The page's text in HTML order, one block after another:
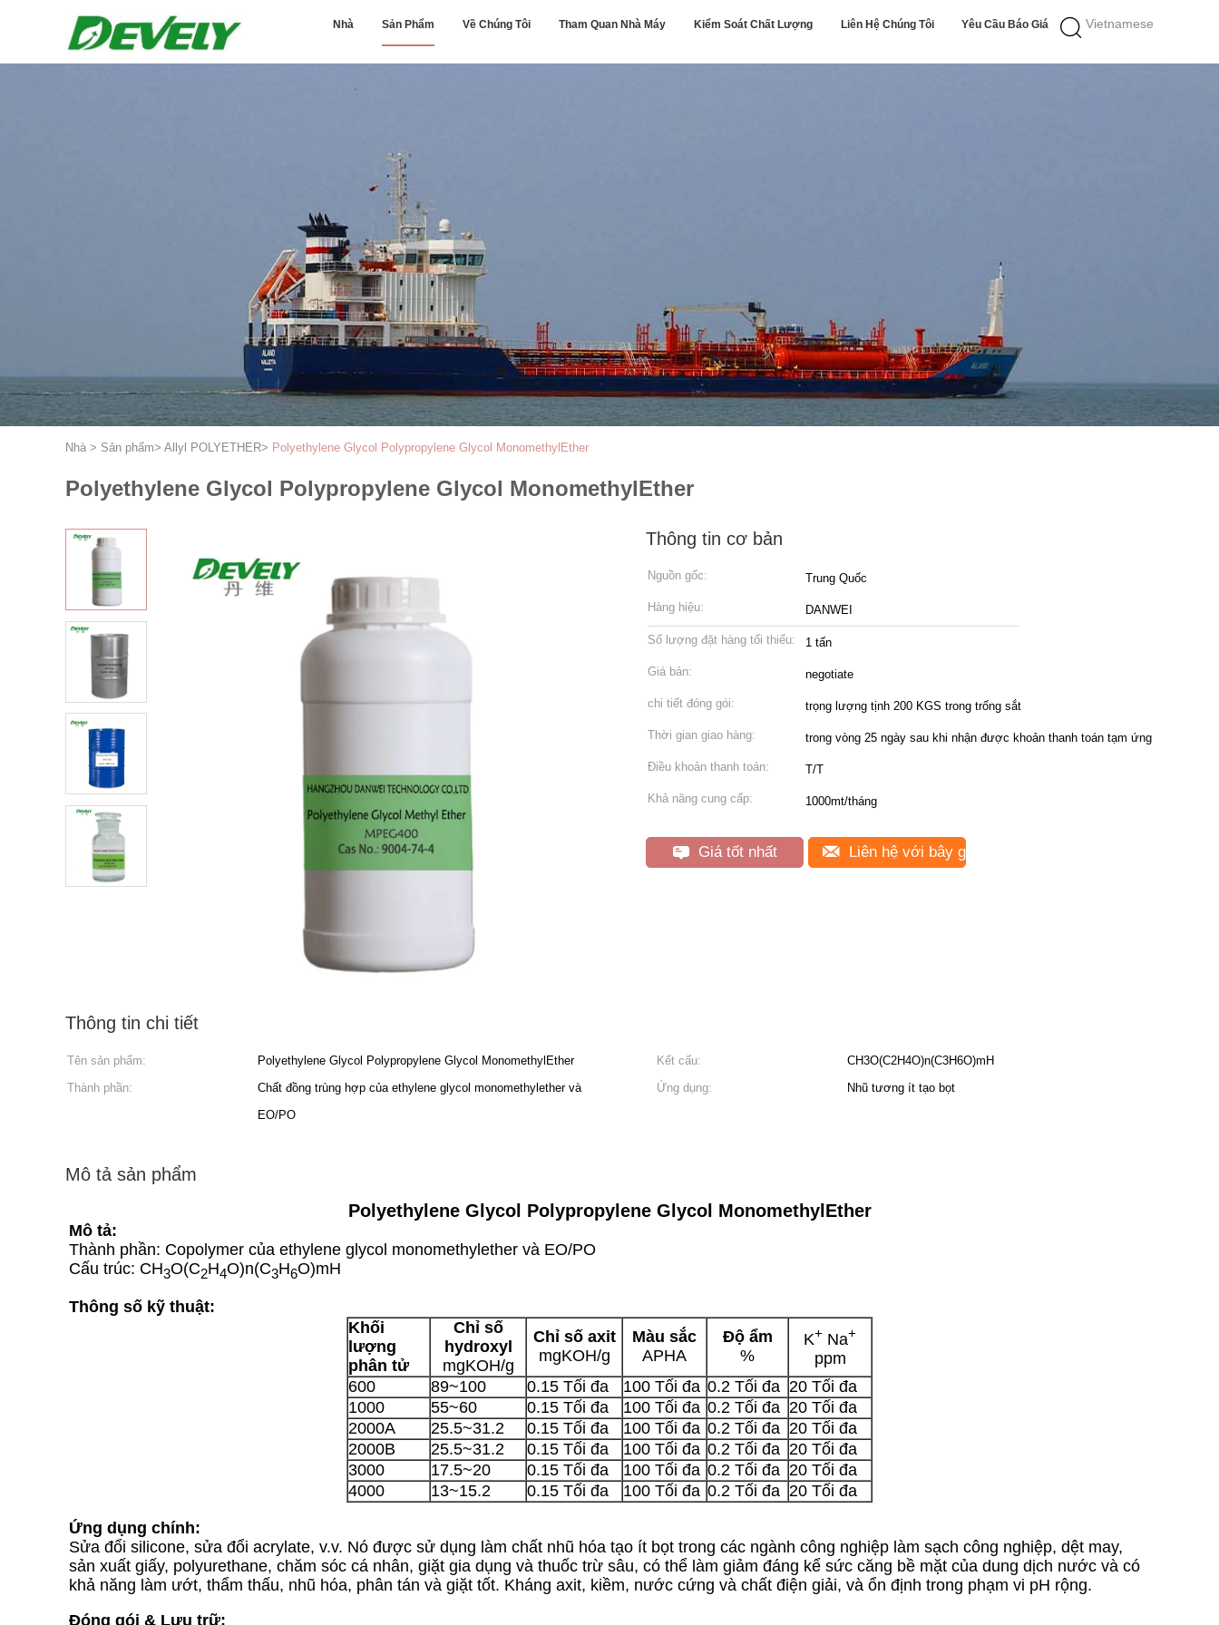
Vietnamese
Nhà Sản Phẩm Về Chúng Tôi Tham Quan Nhà Máy Kiểm Soát Chất Lượng Liên Hệ Chúng Tôi Yêu Cầu Báo Giá
Nhà > Sản phẩm> Allyl POLYETHER> Polyethylene Glycol Polypropylene Glycol MonomethylEther
Polyethylene Glycol Polypropylene Glycol MonomethylEther
Thông tin cơ bản
Nguồn gốc: Trung Quốc
Hàng hiệu: DANWEI
Số lượng đặt hàng tối thiểu: 1 tấn
Giá bán: negotiate
chi tiết đóng gói: trọng lượng tịnh 200 KGS trong trống sắt
Thời gian giao hàng: trong vòng 25 ngày sau khi nhận được khoản thanh toán tạm ứng
Điều khoản thanh toán: T/T
Khả năng cung cấp: 1000mt/tháng
Giá tốt nhất Liên hệ với bây giờ
Thông tin chi tiết
Tên sản phẩm: Polyethylene Glycol Polypropylene Glycol MonomethylEther Kết cấu:
CH3O(C2H4O)n(C3H6O)mH
Thành phần:
Chất đồng trùng hợp của ethylene glycol monomethylether và
EO/PO
Ứng dụng: Nhũ tương ít tạo bọt
Mô tả sản phẩm
Polyethylene Glycol Polypropylene Glycol MonomethylEther
Mô tả:
Thành phần: Copolymer của ethylene glycol monomethylether và EO/PO
Cấu trúc: CH3O(C2H4O)n(C3H6O)mH
Thông số kỹ thuật:
Khối
lượng
phân tử
Chỉ số
hydroxyl
mgKOH/g
Chỉ số axit
mgKOH/g
Màu sắc
APHA
Độ ẩm
%
K+ Na+
ppm
600
89~100 0.15 Tối đa 100 Tối đa 0.2 Tối đa 20 Tối đa
1000
55~60 0.15 Tối đa 100 Tối đa 0.2 Tối đa 20 Tối đa
2000A
25.5~31.2 0.15 Tối đa 100 Tối đa 0.2 Tối đa 20 Tối đa
2000B
25.5~31.2 0.15 Tối đa 100 Tối đa 0.2 Tối đa 20 Tối đa
3000
17.5~20 0.15 Tối đa 100 Tối đa 0.2 Tối đa 20 Tối đa
4000
13~15.2 0.15 Tối đa 100 Tối đa 0.2 Tối đa 20 Tối đa
Ứng dụng chính:
Sửa đổi silicone, sửa đổi acrylate, v.v. Nó được sử dụng làm chất nhũ hóa tạo ít bọt trong các ngành công nghiệp làm sạch công nghiệp, dệt may,
sản xuất giấy, polyurethane, chăm sóc cá nhân, giặt gia dụng và thuốc trừ sâu, có thể làm giảm đáng kể sức căng bề mặt của dung dịch nước và có
khả năng làm ướt, thẩm thấu, nhũ hóa, phân tán và giặt tốt. Kháng axit, kiềm, nước cứng và chất điện giải, và ổn định trong phạm vi pH rộng.
Đóng gói & Lưu trữ: